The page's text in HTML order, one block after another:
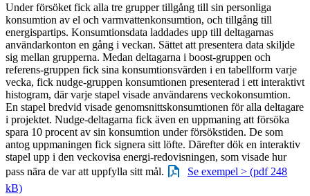
Under försöket fick alla tre grupper tillgång till sin personliga
konsumtion av el och varmvattenkonsumtion, och tillgång till
energispartips. Konsumtionsdata laddades upp till deltagarnas
användarkonton en gång i veckan. Sättet att presentera data skiljde
sig mellan grupperna. Medan deltagarna i boost-gruppen och
referens-gruppen fick sina konsumtionsvärden i en tabellform varje
vecka, fick nudge-gruppen konsumtionen presenterad i ett interaktivt
histogram, där varje stapel visade användarens veckokonsumtion.
En stapel bredvid visade genomsnittskonsumtionen för alla deltagare
i projektet. Nudge-deltagarna fick även en uppmaning att försöka
spara 10 procent av sin konsumtion under försökstiden. De som
antog uppmaningen fick signera sitt löfte. Därefter dök en interaktiv
stapel upp i den veckovisa energi-redovisningen, som visade hur
pass nära de var att uppfylla sitt mål.
Se exempel > (pdf 248
kB)